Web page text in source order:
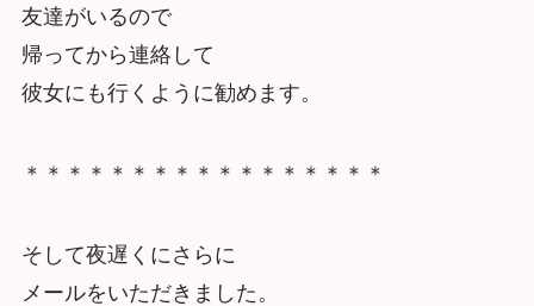
友達がいるので
帰ってから連絡して
彼女にも行くように勧めます。
＊＊＊＊＊＊＊＊＊＊＊＊＊＊＊＊＊
そして夜遅くにさらに
メールをいただきました。